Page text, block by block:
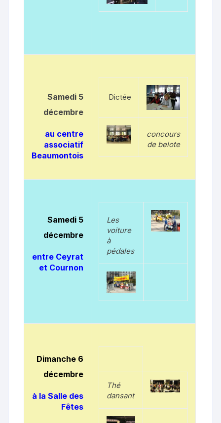
Samedi 5
décembre
au centre
associatif
Beaumontois
Dictée
concours
de belote
Samedi 5
décembre
entre Ceyrat
et Cournon
Les
voiture
à
pédales
Dimanche 6
décembre
à la Salle des
Fêtes
Thé
dansant